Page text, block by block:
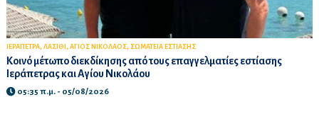
ΙΕΡΑΠΕΤΡΑ, ΛΑΣΙΘΙ , ΑΓΙΟΣ ΝΙΚΟΛΑΟΣ, ΣΩΜΑΤΕΙΑ ΕΣΤΙΑΣΗΣ
Κοινό μέτωπο διεκδίκησης από τους επαγγελματίες εστίασης
Ιεράπετρας και Αγίου Νικολάου
05:35 π.μ. - 05/08/2026